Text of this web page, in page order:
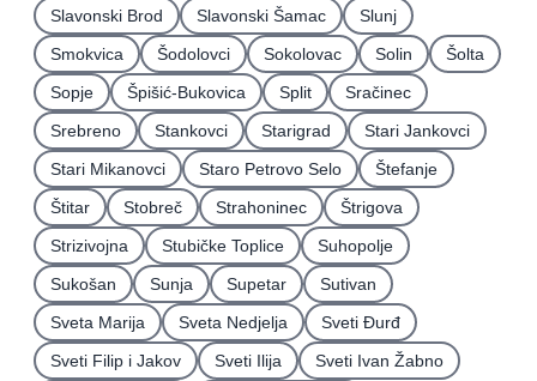
Slavonski Brod Slavonski Šamac
Slunj
Smokvica
Šodolovci Sokolovac Solin
Šolta
Sopje
Špišić-Bukovica Split
Sračinec
Srebreno
Stankovci Starigrad
Stari Jankovci
Stari Mikanovci
Staro Petrovo Selo
Štefanje
Štitar
Stobreč Strahoninec
Štrigova
Strizivojna
Stubičke Toplice
Suhopolje
Sukošan
Sunja Supetar
Sutivan
Sveta Marija
Sveta Nedjelja
Sveti Ðurđ
Sveti Filip i Jakov
Sveti Ilija
Sveti Ivan Žabno